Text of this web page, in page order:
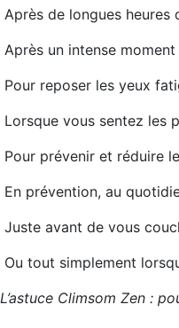
Après de longues
Après un intense
Pour reposer les yeux
Lorsque vous sentez les
Pour prévenir et réduire
En prévention, au
Juste avant de vous
Ou tout simplement
L’astuce Climsom Zen :